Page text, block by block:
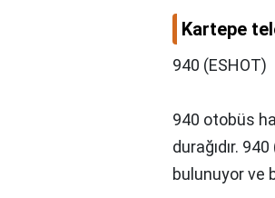
Kartepe
940 (ESHOT)
940 otobüs
durağıdır.
bulunuyor ve